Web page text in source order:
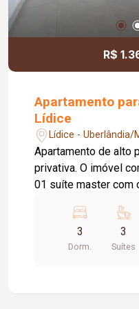
independentes;
instalação de ar-
com excelente
qualidade de vida
valorizados de
R$
Apartamento
Lídice
Lídice - Uberlândia/
Apartamento de alto
privativa. O imóvel conta com: 03 suítes, sendo
01 suíte master com
ampla com bancada;
Hall de circulação
Lavanderia;
3
Dorm.
3
Suítes